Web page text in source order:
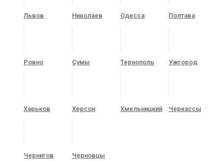
Львов Николаев Одесса Полтава
Ровно Сумы Тернополь Ужгород
Харьков Херсон Хмельницкий Черкассы
Чернигов Черновцы